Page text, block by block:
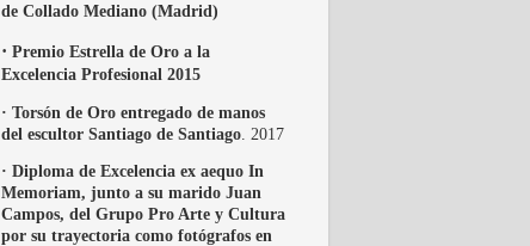
de Collado Mediano (Madrid)
· Premio Estrella de Oro a la
Excelencia Profesional 2015
· Torsón de Oro entregado de manos
del escultor Santiago de Santiago . 2017
· Diploma de Excelencia ex aequo In
Memoriam, junto a su marido Juan
Campos, del Grupo Pro Arte y Cultura
por su trayectoria como fotógrafos en